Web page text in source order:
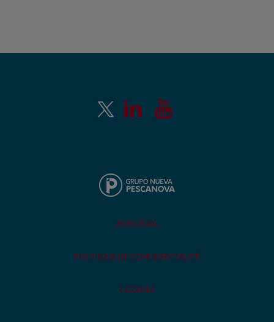
AVIS LÉGAL
POLITIQUE DE CONFIDENTIALITÉ
COOKIES